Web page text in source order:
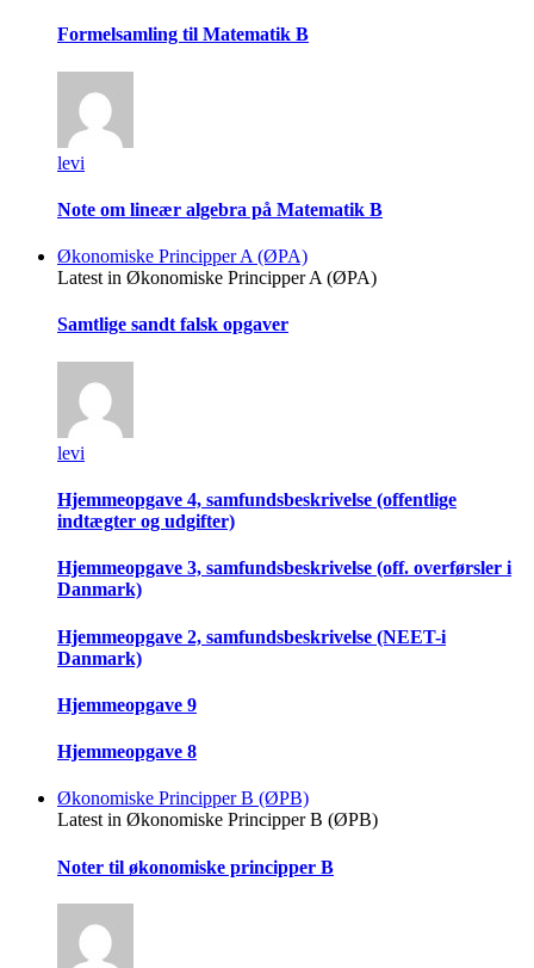
Formelsamling til Matematik B
levi
Note om lineær algebra på Matematik B
Økonomiske Principper A (ØPA)
Latest in Økonomiske Principper A (ØPA)
Samtlige sandt falsk opgaver
levi
Hjemmeopgave 4, samfundsbeskrivelse (offentlige
indtægter og udgifter)
Hjemmeopgave 3, samfundsbeskrivelse (off. overførsler i
Danmark)
Hjemmeopgave 2, samfundsbeskrivelse (NEET-i
Danmark)
Hjemmeopgave 9
Hjemmeopgave 8
Økonomiske Principper B (ØPB)
Latest in Økonomiske Principper B (ØPB)
Noter til økonomiske principper B